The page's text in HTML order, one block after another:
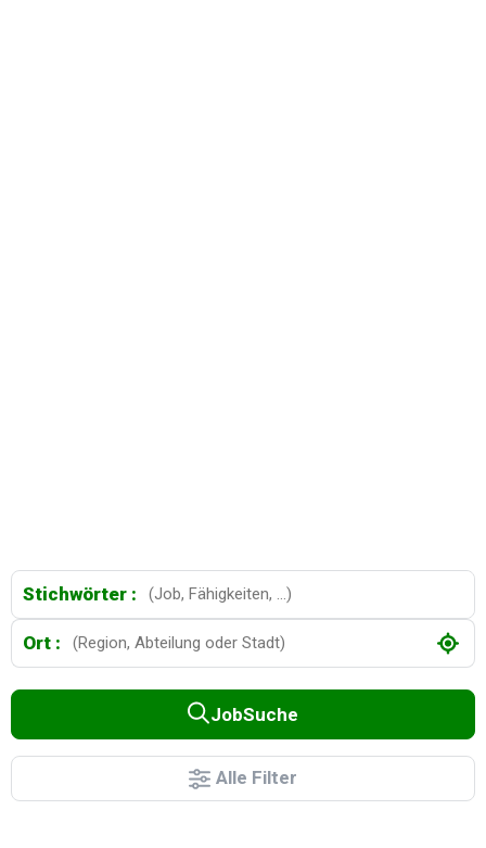
Stichwörter :
Ort :
JobSuche
Alle Filter